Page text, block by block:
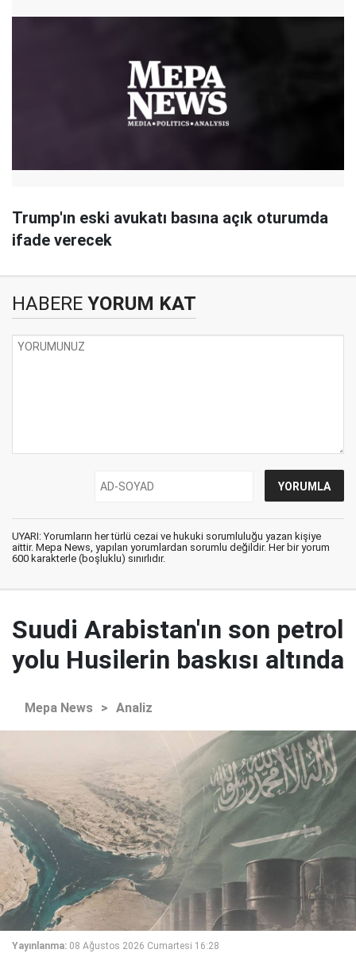
Trump'ın eski avukatı basına açık oturumda
ifade verecek
HABERE YORUM KAT
UYARI: Yorumların her türlü cezai ve hukuki sorumluluğu yazan kişiye
aittir. Mepa News, yapılan yorumlardan sorumlu değildir. Her bir yorum
600 karakterle (boşluklu) sınırlıdır.
Suudi Arabistan'ın son petrol
yolu Husilerin baskısı altında
Mepa News > Analiz
Yayınlanma: 08 Ağustos 2026 Cumartesi 16:28